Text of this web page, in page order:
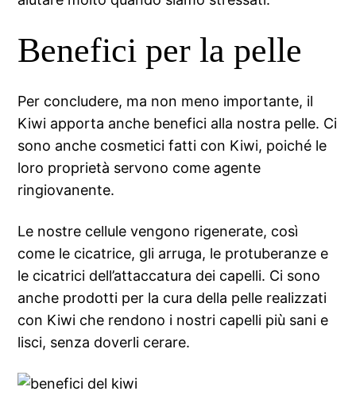
Benefici per la pelle
Per concludere, ma non meno importante, il
Kiwi apporta anche benefici alla nostra pelle. Ci
sono anche cosmetici fatti con Kiwi, poiché le
loro proprietà servono come agente
ringiovanente.
Le nostre cellule vengono rigenerate, così
come le cicatrice, gli arruga, le protuberanze e
le cicatrici dell’attaccatura dei capelli. Ci sono
anche prodotti per la cura della pelle realizzati
con Kiwi che rendono i nostri capelli più sani e
lisci, senza doverli cerare.